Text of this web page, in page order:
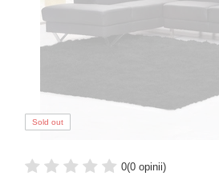
Sold out
0(0 opinii)